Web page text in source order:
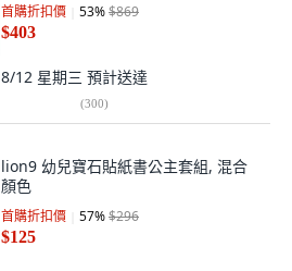
首購折扣價 53%$869
$403
8/12 星期三 預計送達
(300)
lion9 幼兒寶石貼紙書公主套組, 混合
顏色
首購折扣價 57%$296
$125